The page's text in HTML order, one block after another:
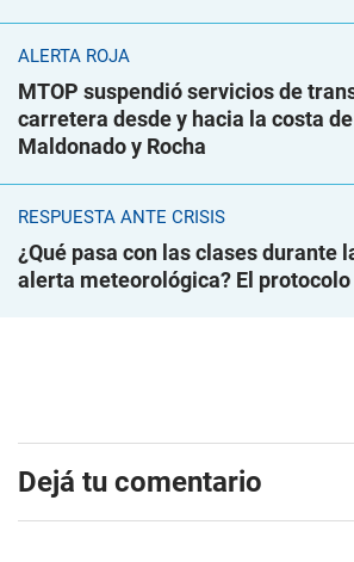
ALERTA ROJA
MTOP suspendió servicios de
carretera desde y hacia la costa
Maldonado y Rocha
RESPUESTA ANTE CRISIS
¿Qué pasa con las clases durante
alerta meteorológica? El protocolo
Dejá tu comentario